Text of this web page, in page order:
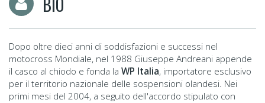
Dopo oltre dieci anni di soddisfazioni e successi nel
motocross Mondiale, nel 1988 Giuseppe Andreani appende
il casco al chiodo e fonda la WP Italia, importatore esclusivo
per il territorio nazionale delle sospensioni olandesi. Nei
primi mesi del 2004, a seguito dell'accordo stipulato con